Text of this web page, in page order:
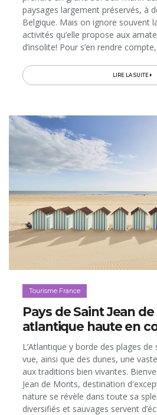
paysages largement préservés, à
Belgique. Mais on ignore souvent
activités qu’elle propose aux
d’insolite! Pour s’en rendre
stations balnéaires de Wimereux...
LIRE LA SUITE
Tourisme France
Pays de Saint Jean
atlantique haute en
L’Atlantique y borde des plages
vue, ainsi que des dunes, une
aux traditions bien vivantes.
Jean de Monts, destination
nature se révèle dans toute sa
diversifiés et sauvages servent